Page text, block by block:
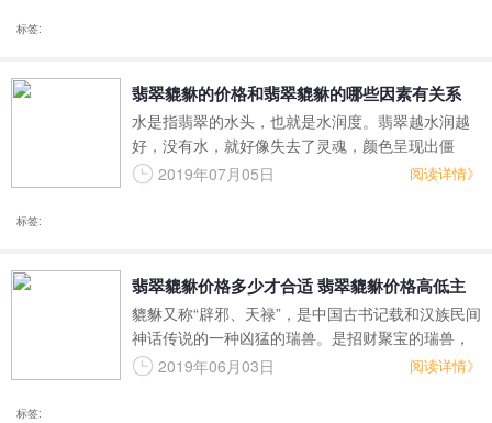
标签:
翡翠貔貅的价格和翡翠貔貅的哪些因素有关系
水是指翡翠的水头，也就是水润度。翡翠越水润越
好，没有水，就好像失去了灵魂，颜色呈现出僵
的、干的、木的状态。不管是何种翡翠，翡翠的水
2019年07月05日 阅读详情》
标签:
翡翠貔貅价格多少才合适 翡翠貔貅价格高低主
要还是看哪些因素
貔貅又称“辟邪、天禄”，是中国古书记载和汉族民间
神话传说的一种凶猛的瑞兽。是招财聚宝的瑞兽，
是龙之九子中最有名气的一种貔貅有嘴无肛，能吞
2019年06月03日 阅读详情》
标签: